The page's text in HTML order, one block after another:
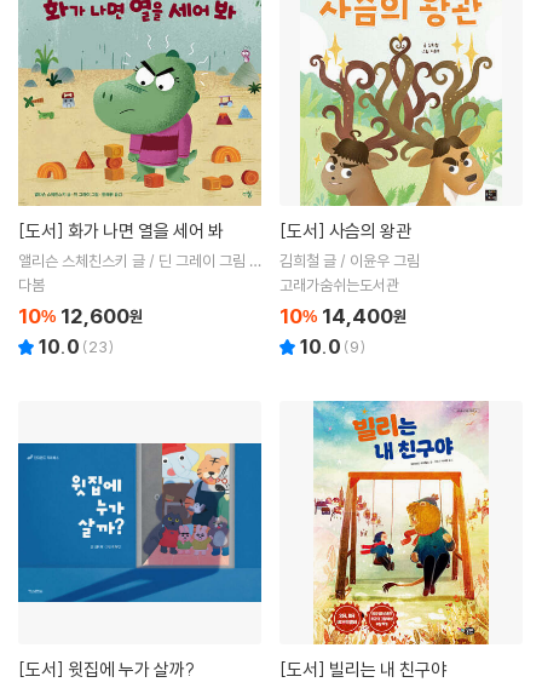
[도서] 화가 나면 열을 세어 봐
앨리슨 스체친스키 글 / 딘 그레이 그림 /
한혜원 역
다봄
10% 12,600원
10.0 (23)
[도서] 사슴의 왕관
김희철 글 / 이윤우 그림
고래가숨쉬는도서관
10% 14,400원
10.0 (9)
[도서] 윗집에 누가 살까? [도서] 빌리는 내 친구야